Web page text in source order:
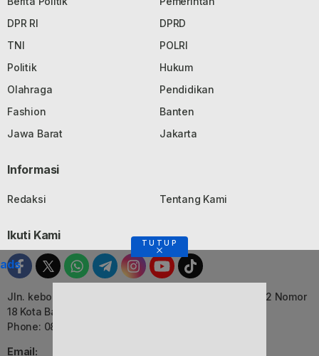
DPR RI
DPRD
TNI
POLRI
Politik
Hukum
Olahraga
Pendidikan
Fashion
Banten
Jawa Barat
Jakarta
Informasi
Redaksi Tentang Kami
Ikuti Kami
Jln. kebon Jati, Komplek Ruko Luxor Permai Kavling 22 Nomor
18 Kota Bandung, Jawa Barat
Phone: 082116055552
Email:
TUTUP
ads